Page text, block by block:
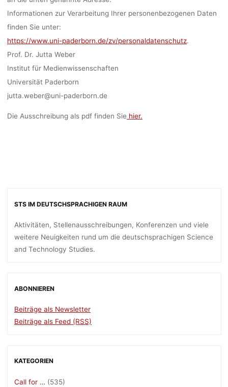
Informationen zur Verarbeitung Ihrer personenbezogenen Daten
finden Sie unter:
https://www.uni-paderborn.de/zv/personaldatenschutz.
Prof. Dr. Jutta Weber
Institut für Medienwissenschaften
Universität Paderborn
jutta.weber@uni-paderborn.de
Die Ausschreibung als pdf finden Sie hier.
STS IM DEUTSCHSPRACHIGEN RAUM
Aktivitäten, Stellenausschreibungen, Konferenzen und viele
weitere Neuigkeiten rund um die deutschsprachigen Science
and Technology Studies.
ABONNIEREN
Beiträge als Newsletter
Beiträge als Feed (RSS)
KATEGORIEN
Call for … (535)